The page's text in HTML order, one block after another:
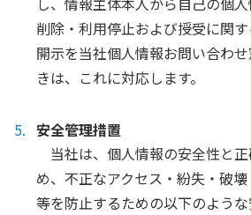
削除・利用停止および授受に関
開示を当社個人情報お問い合わ
きは、これに対応します。
安全管理措置
当社は、個人情報の安全性と
め、不正なアクセス・紛失・破
等を防止するための以下のよう